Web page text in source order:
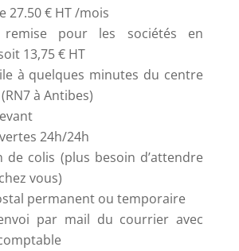
27.50 € HT /mois
pour les sociétés en
13,75 € HT
à quelques minutes du centre
à Antibes)
24h/24h
de colis (plus besoin d’attendre
vous)
permanent ou temporaire
par mail du courrier avec